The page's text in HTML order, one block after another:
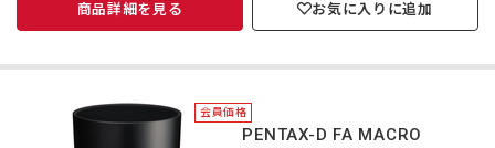
商品詳細を見る お気に入りに追加
会員価格
＊HD PENTAX-D FA MACRO